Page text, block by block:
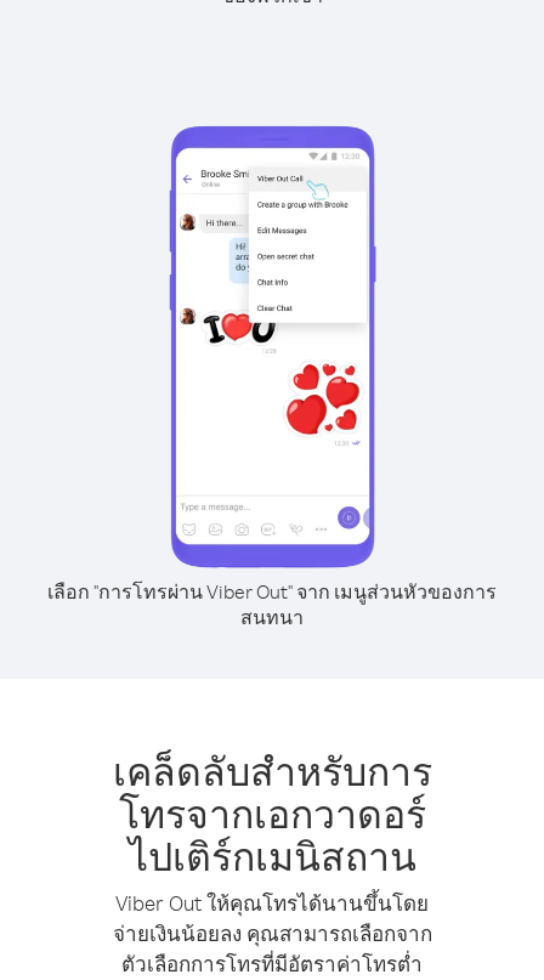
เลือก "การโทรผ่าน Viber Out" จาก เมนูส่วนหัวของการ
สนทนา
เคล็ดลับสำหรับการ
โทรจากเอกวาดอร์
ไปเติร์กเมนิสถาน
Viber Out ให้คุณโทรได้นานขึ้นโดย
จ่ายเงินน้อยลง คุณสามารถเลือกจาก
ตัวเลือกการโทรที่มีอัตราค่าโทรต่ำ